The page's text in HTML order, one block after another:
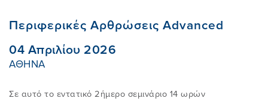
FAQ
ΒΡΕIΤΕ EΝΑΝ ΘΕΡΑΠΕΥΤH
EΡΕΥΝΑ ΚΑΙ ΠΗΓEΣ
EIΠΑΝ ΓΙΑ ΕΜAΣ - ΚΛΙΝΙΚΟI
ONLINE ΜΑΘΗΜΑΤΑ
ΒΡEIΤΕ ΤΟ ΣΕΜΙΝAΡΙΟ ΠΟΥ
MCKENZIE
ΤΟ ΔΙΕΘΝEΣ ΙΝΣΤΙΤΟYΤΟ MCKENZIE
AΝΑΚΟΙΝΩΣΕΙΣ
ΕΠΙΚΟΙΝΩΝIΑ
Περιφερικές Αρθρώσεις Advanced
04 Απριλίου 2026
ΑΘΗΝΑ
Σε αυτό το εντατικό 2ήμερο σεμινάριο 14 ωρών